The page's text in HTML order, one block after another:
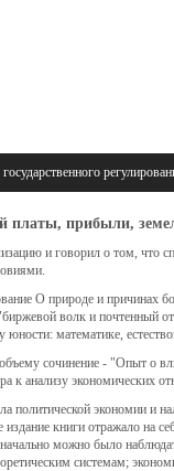
платы, прибыли,
и говорил о том, что
О природе и причинах
волк и почтенный
юности: математике,
сочинение - "Опыт о
к анализу экономических
политической экономии и
книги отражало на
можно было
системам;